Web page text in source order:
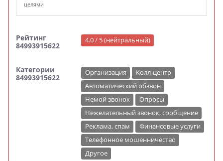
целями
Рейтинг
84993915622
4.0 / 5 (нейтральный)
Категории
84993915622
Организация
Колл-центр
Автоматический обзвон
Немой звонок
Опросы
Нежелательный звонок, сообщение
Реклама, спам
Финансовые услуги
Телефонное мошенничество
Другое